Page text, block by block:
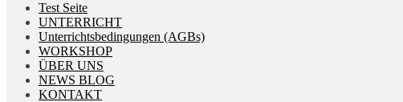
Test Seite
UNTERRICHT
Unterrichtsbedingungen (AGBs)
WORKSHOP
ÜBER UNS
NEWS BLOG
KONTAKT